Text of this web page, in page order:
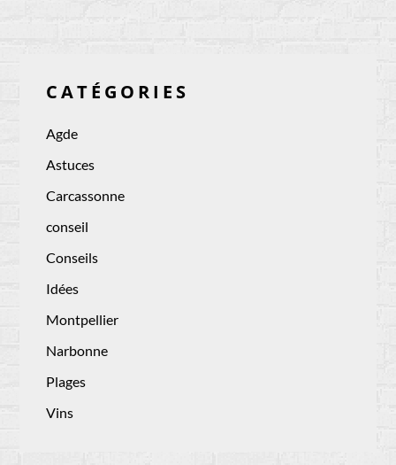
CATÉGORIES
Agde
Astuces
Carcassonne
conseil
Conseils
Idées
Montpellier
Narbonne
Plages
Vins